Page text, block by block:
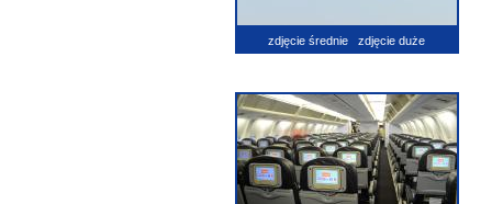
zdjęcie średnie zdjęcie duże